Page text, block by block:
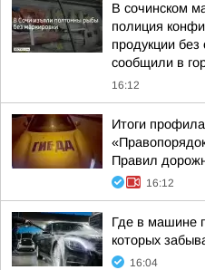
В сочинском
полиция
продукции без
сообщили в
16:12
Итоги
Правил
16:12
Где в машине
которых
16:04